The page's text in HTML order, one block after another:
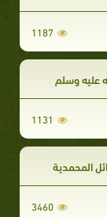
1187
عليه وسلم
1131
المحمدية
3460